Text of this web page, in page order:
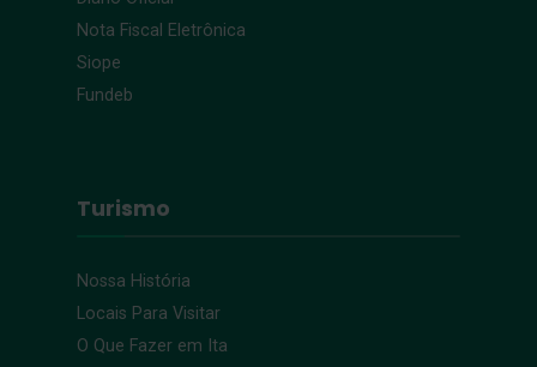
Nota Fiscal Eletrônica
Siope
Fundeb
Turismo
Nossa História
Locais Para Visitar
O Que Fazer em Ita